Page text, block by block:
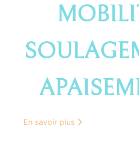
En savoir plus